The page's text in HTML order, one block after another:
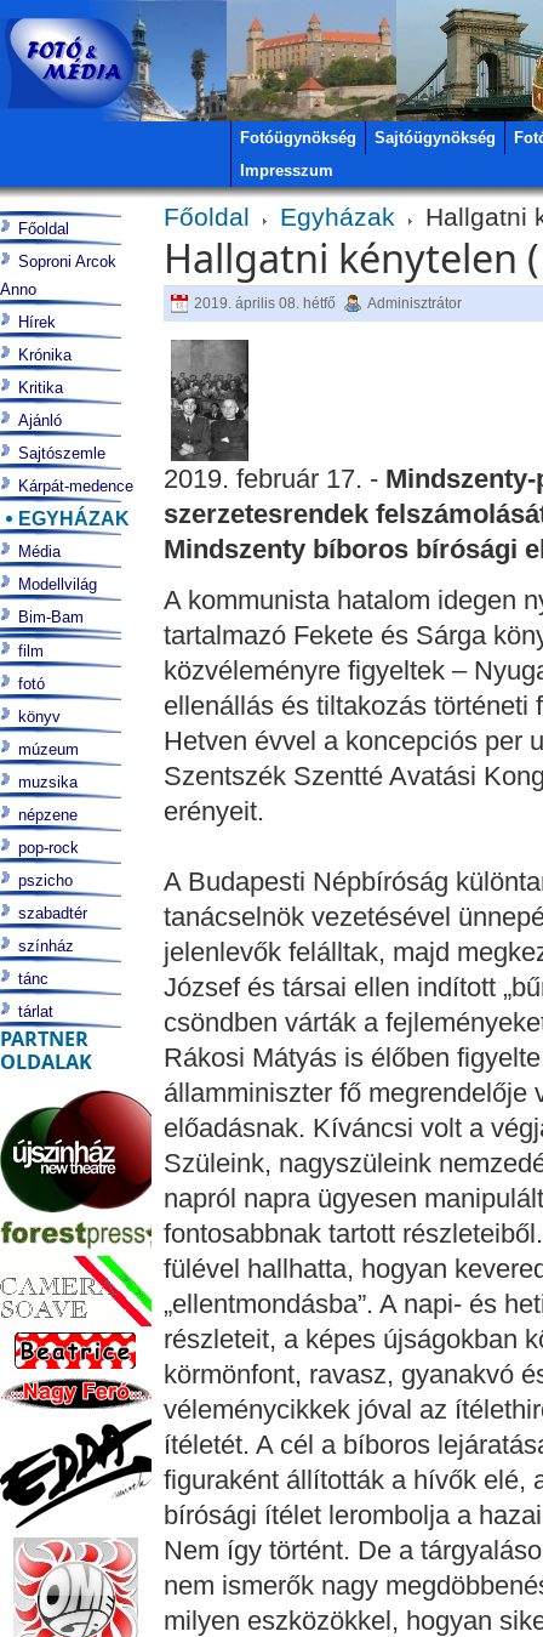
Fotóügynökség Sajtóügynökség
Impresszum
Főoldal Egyházak Hallgatni
Hallgatni kénytelen
2019. április 08. hétfő Adminisztrátor
2019. február 17. - Mindszenty-
szerzetesrendek
Mindszenty bíboros bírósági
A kommunista hatalom idegen
tartalmazó Fekete és Sárga
közvéleményre figyeltek –
ellenállás és tiltakozás történeti
Hetven évvel a koncepciós per
Szentszék Szentté Avatási
erényeit.
A Budapesti Népbíróság
tanácselnök vezetésével
jelenlevők felálltak, majd
József és társai ellen indított
csöndben várták a
Rákosi Mátyás is élőben
államminiszter fő megrendelője
előadásnak. Kíváncsi volt a
Szüleink, nagyszüleink
napról napra ügyesen
fontosabbnak tartott
fülével hallhatta, hogyan
„ellentmondásba”. A napi- és
részleteit, a képes újságokban
körmönfont, ravasz, gyanakvó
véleménycikkek jóval az
ítéletét. A cél a bíboros
figuraként állították a hívők elé,
bírósági ítélet lerombolja a
Nem így történt. De a
nem ismerők nagy
milyen eszközökkel, hogyan
Főoldal
Soproni Arcok
Anno
Hírek
Krónika
Kritika
Ajánló
Sajtószemle
Kárpát-medence
EGYHÁZAK
Média
Modellvilág
Bim-Bam
film
fotó
könyv
múzeum
muzsika
népzene
pop-rock
pszicho
szabadtér
színház
tánc
tárlat
PARTNER
OLDALAK